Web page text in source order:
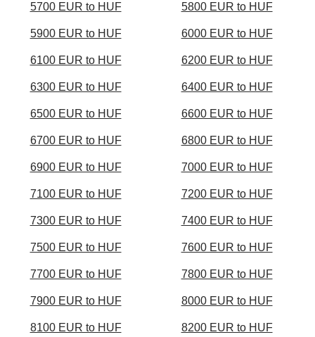
5700 EUR to HUF 5800 EUR to HUF
5900 EUR to HUF 6000 EUR to HUF
6100 EUR to HUF 6200 EUR to HUF
6300 EUR to HUF 6400 EUR to HUF
6500 EUR to HUF 6600 EUR to HUF
6700 EUR to HUF 6800 EUR to HUF
6900 EUR to HUF 7000 EUR to HUF
7100 EUR to HUF 7200 EUR to HUF
7300 EUR to HUF 7400 EUR to HUF
7500 EUR to HUF 7600 EUR to HUF
7700 EUR to HUF 7800 EUR to HUF
7900 EUR to HUF 8000 EUR to HUF
8100 EUR to HUF 8200 EUR to HUF